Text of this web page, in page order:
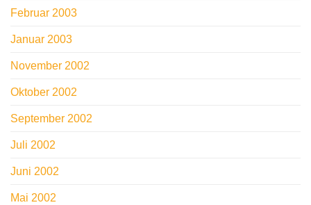
Februar 2003
Januar 2003
November 2002
Oktober 2002
September 2002
Juli 2002
Juni 2002
Mai 2002